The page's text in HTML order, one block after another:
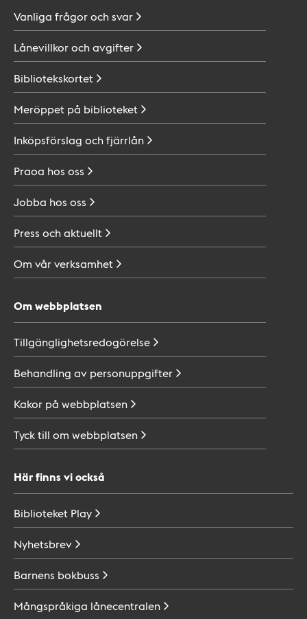
Vanliga frågor ochsvar
Lånevillkor ochavgifter
Bibliotekskortet
Meröppet på biblioteket
Inköpsförslag ochfjärrlån
Praoa hos oss
Jobba hos oss
Press ochaktuellt
Om vårverksamhet
Om webbplatsen
Tillgänglighetsredogörelse
Behandling av personuppgifter
Kakor på webbplatsen
Tyck till om webbplatsen
Här finns vi också
Biblioteket Play
Nyhetsbrev
Barnens bokbuss
Mångspråkiga lånecentralen